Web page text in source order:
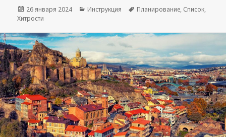
Опубликовано
26 января 2024 Рубрики
Инструкция Метки
Планирование, Список,
Хитрости